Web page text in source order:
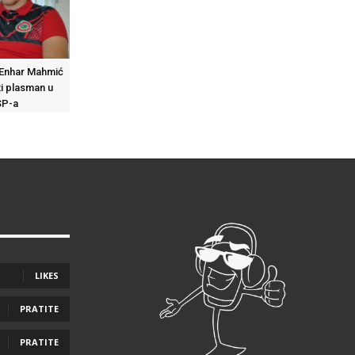
Mahmić
plasman u
a
LIKES
PRATITE
PRATITE